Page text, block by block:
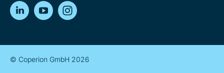
LinkedInYouTube
© Coperion GmbH 2026